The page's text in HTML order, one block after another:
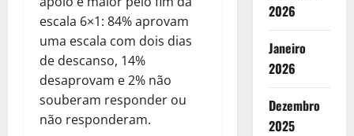
escala 6×1: 84% aprovam
uma escala com dois dias
de descanso, 14%
desaprovam e 2% não
souberam responder ou
não responderam.
2026
Janeiro
2026
Dezembro
2025